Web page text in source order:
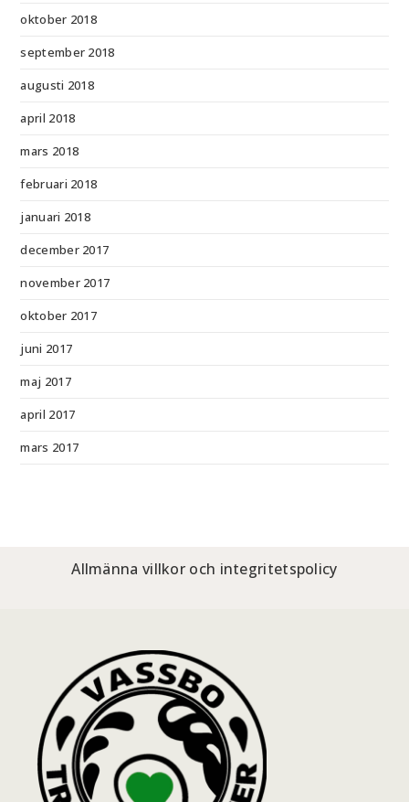
oktober 2018
september 2018
augusti 2018
april 2018
mars 2018
februari 2018
januari 2018
december 2017
november 2017
oktober 2017
juni 2017
maj 2017
april 2017
mars 2017
Allmänna villkor och integritetspolicy